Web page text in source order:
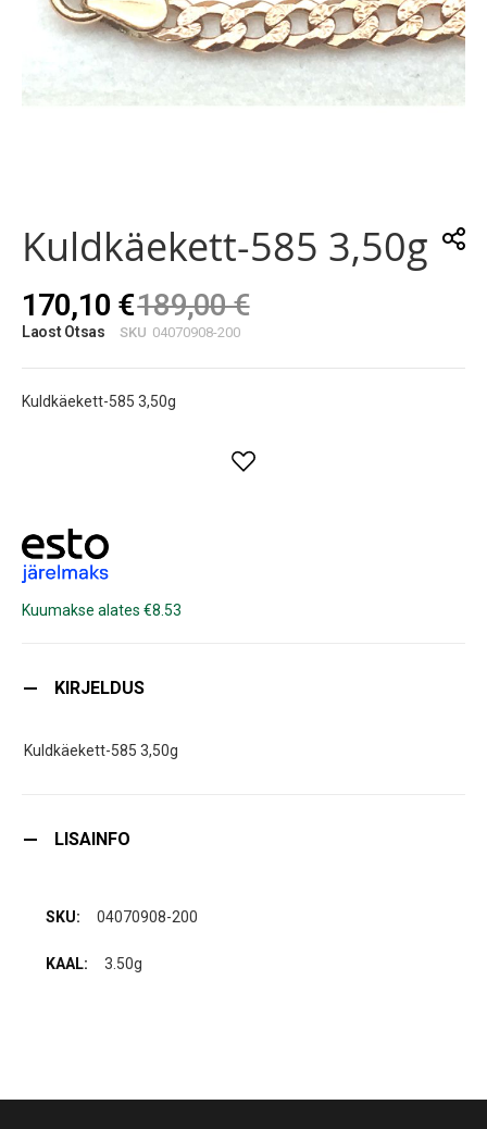
beginning
of
images
gallery
Kuldkäekett-585 3,50g
170,10 €189,00 €
Laost Otsas SKU 04070908-200
Kuldkäekett-585 3,50g
Kuumakse alates €8.53
KIRJELDUS
Kuldkäekett-585 3,50g
LISAINFO
04070908-200
3.50g